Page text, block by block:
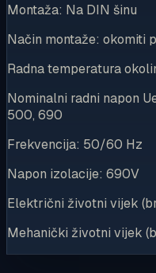
Montaža: Na DIN šinu
Način montaže: okomiti
Radna temperatura
Nominalni radni napon
500, 690
Frekvencija: 50/60 Hz
Napon izolacije: 690V
Električni životni vijek
Mehanički životni vijek